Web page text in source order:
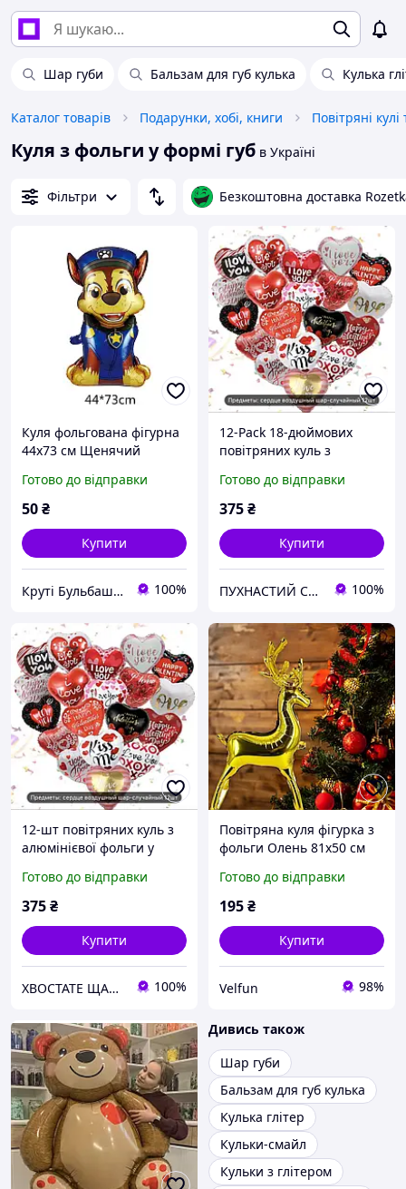
Шар губи Бальзам для губ кулька Кулька
Каталог товарів Подарунки, хобі, книги Повітряні
Куля з фольги у формі губ в Україні
Фільтри Безкоштовна доставка
Куля фольгована фігурна
44х73 см Щенячий
поліцейського Синій
Готово до відправки
50₴
Купити
Круті Бульбашки - свято на максимум 100%
12-Pack 18-дюймових
повітряних куль з
формі серця, з написом
"Я люблю тебе"
Готово до відправки
375₴
Купити
ПУХНАСТИЙ СВІТ 100%
12-шт повітряних куль з
алюмінієвої фольги у
"Я люблю тебе"
Готово до відправки
375₴
Купити
ХВОСТАТЕ ЩАСТЯ 100%
Повітряна куля фігурка з
фольги Олень 81х50 см
Готово до відправки
195₴
Купити
Velfun 98%
Дивись також
Шар губи
Бальзам для губ кулька
Кулька глітер
Кульки-смайл
Кульки з глітером